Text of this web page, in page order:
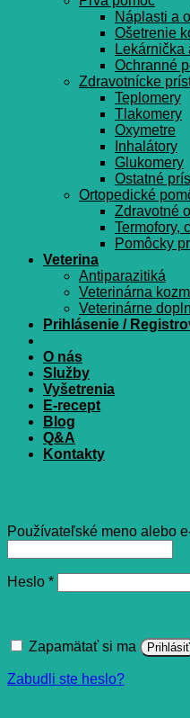
Náplasti a
Ošetrenie
Lekárnička
Ochranné
Zdravotnícke
Teplomery
Tlakomery
Oxymetre
Inhalátory
Glukomery
Ostatné
Ortopedické
Zdravotné
Termofory,
Pomôcky
Veterina
Antiparazitiká
Veterinárna
Veterinárne
Prihlásenie /
O nás
Služby
Vyšetrenia
E-recept
Blog
Q&A
Kontakty
Používateľské meno alebo
Heslo *Povinné
Zapamätať si ma Prihlásiť
Zabudli ste heslo?